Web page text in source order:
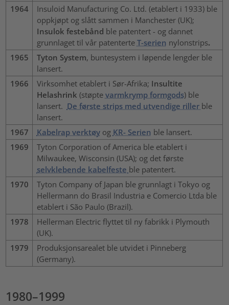
1964
Insuloid Manufacturing Co. Ltd. (etablert i 1933) ble
oppkjøpt og slått sammen i Manchester (UK);
Insulok festebånd ble patentert - og dannet
grunnlaget til vår patenterte T-serien nylonstrips.
1965
Tyton System, buntesystem i løpende lengder ble
lansert.
1966
Virksomhet etablert i Sør-Afrika; Insultite
Helashrink (støpte varmkrymp formgods) ble
lansert. De første strips med utvendige riller ble
lansert.
1967
Kabelrap verktøyog KR- Serien ble lansert.
1969
Tyton Corporation of America ble etablert i
Milwaukee, Wisconsin (USA); og det første
selvklebende kabelfeste ble patentert.
1970
Tyton Company of Japan ble grunnlagt i Tokyo og
Hellermann do Brasil Industria e Comercio Ltda ble
etablert i São Paulo (Brazil).
1978
Hellerman Electric flyttet til ny fabrikk i Plymouth
(UK).
1979
Produksjonsarealet ble utvidet i Pinneberg
(Germany).
1980–1999